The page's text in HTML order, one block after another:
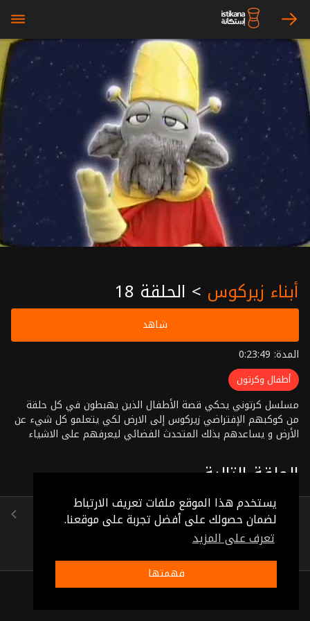
يستخدم هذا الموقع ملفات تعريف الارتباط
لضمان حصولك على أفضل تجربة على موقعنا.
تعرف على المزيد
فهمتها
arrow_right
bars
أبناء زيركوس > الحلقة 18
شاهد
المدة: 0:23:49
أطفال وكرتون
مسلسل كرتوني يحكي قصة الأطفال الذين يهبطون في كل حلقة
من كوكبهم الإفتراضي زيركوس إلى الارض لكي يتعلمو كل شيء عن
الأرض و يساعدهم بذلك المتحدث الفضائي ليعرفهم على الاشياء
الحلقة التالية
الحلقة 19
(0:23:49)